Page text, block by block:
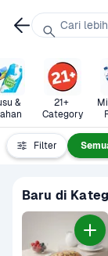
&
21+
Category
Filter
Baru di
Cari